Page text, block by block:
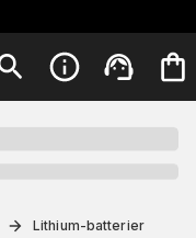
Lithium-batterier